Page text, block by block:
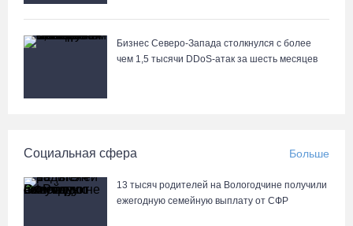
Бизнес Северо-Запада столкнулся с более
чем 1,5 тысячи DDoS-атак за шесть месяцев
Социальная сфера Больше
13 тысяч родителей на Вологодчине получили
ежегодную семейную выплату от СФР